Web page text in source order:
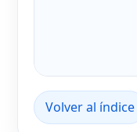
Volver al índice